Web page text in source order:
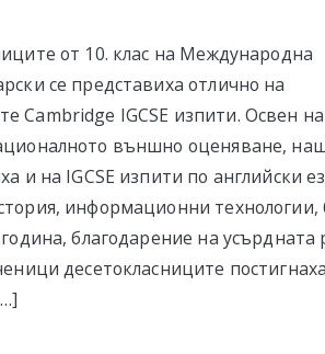
от 10. клас на Международна
се представиха отлично на
Cambridge IGCSE изпити. Освен на
външно оценяване,
и на IGCSE изпити по английски
информационни технологии,
благодарение на усърдната
десетокласниците постигнаха